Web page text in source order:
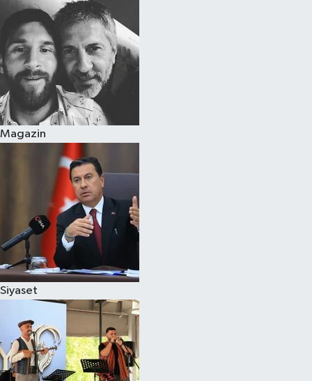
Magazin
Siyaset